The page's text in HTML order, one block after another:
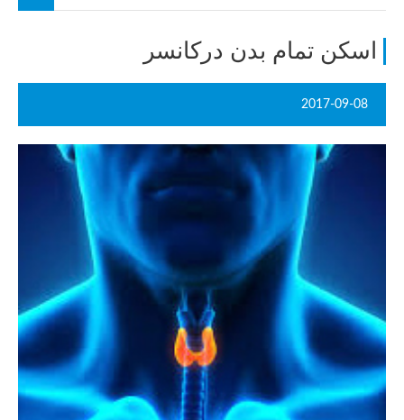
اسکن تمام بدن درکانسر
2017-09-08